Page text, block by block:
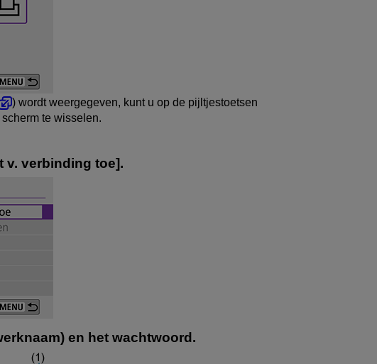
) wordt weergegeven, kunt u op de pijltjestoetsen
te wisselen.
v. verbinding toe].
en het wachtwoord.